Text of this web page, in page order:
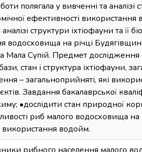
полягала у вивченні та аналізі
ефективності
структури іхтіофауни та її
водосховища на річці
Мала Супій. Предмет
стан і структура іхтіофауни,
– загальноприйняті, які
Завдання бакалаврської
•дослідити стан природної
риб малого водосховища
використання водойм.